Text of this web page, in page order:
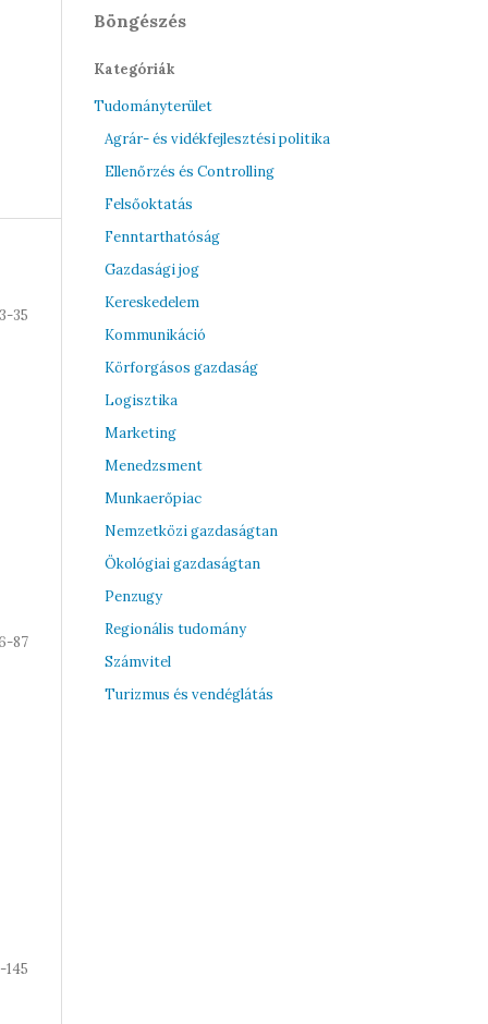
3-35
87
145
Böngészés
Kategóriák
Tudományterület
Agrár- és vidékfejlesztési politika
Ellenőrzés és Controlling
Felsőoktatás
Fenntarthatóság
Gazdasági jog
Kereskedelem
Kommunikáció
Körforgásos gazdaság
Logisztika
Marketing
Menedzsment
Munkaerőpiac
Nemzetközi gazdaságtan
Ökológiai gazdaságtan
Penzugy
Regionális tudomány
Számvitel
Turizmus és vendéglátás